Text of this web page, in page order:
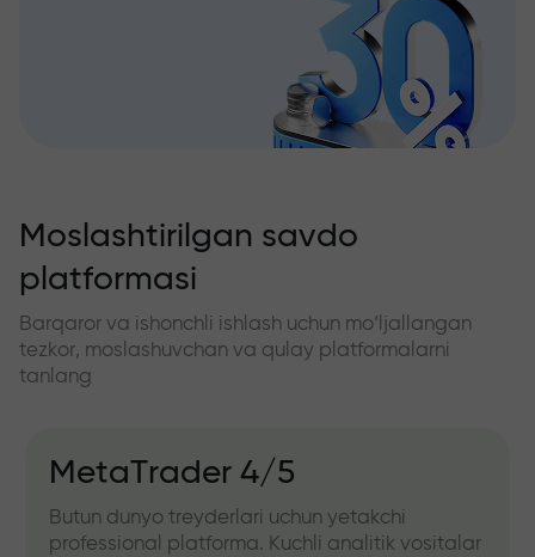
Moslashtirilgan savdo
platformasi
Barqaror va ishonchli ishlash uchun mo‘ljallangan
tezkor, moslashuvchan va qulay platformalarni
tanlang
MetaTrader 4/5
Butun dunyo treyderlari uchun yetakchi
professional platforma. Kuchli analitik vositalar